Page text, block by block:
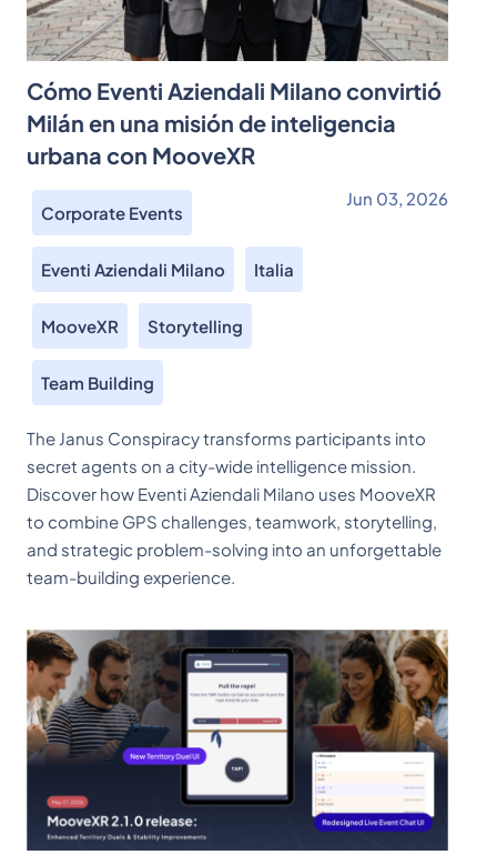
Cómo Eventi Aziendali Milano convirtió
Milán en una misión de inteligencia
urbana con MooveXR
Corporate Events
Eventi Aziendali Milano Italia
MooveXR Storytelling
Team Building
Jun 03, 2026
The Janus Conspiracy transforms participants into
secret agents on a city-wide intelligence mission.
Discover how Eventi Aziendali Milano uses MooveXR
to combine GPS challenges, teamwork, storytelling,
and strategic problem-solving into an unforgettable
team-building experience.